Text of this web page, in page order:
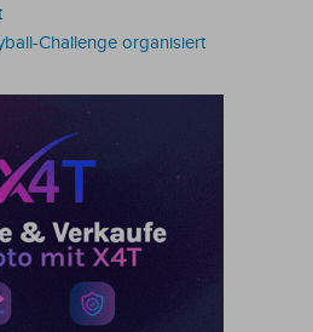
Challenge organisiert